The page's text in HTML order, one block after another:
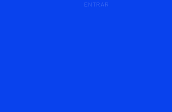
ENTRAR